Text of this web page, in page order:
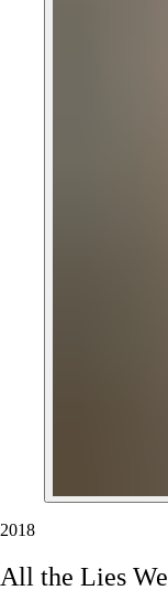
2018
All the Lies We